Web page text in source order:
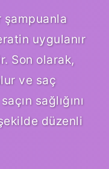
şampuanla
uygulanır
Son olarak,
ve saç
sağlığını
düzenli